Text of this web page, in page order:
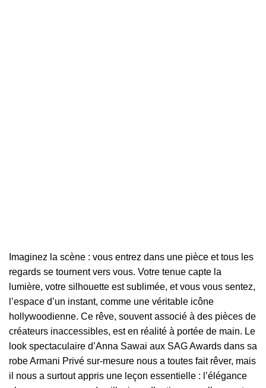
Imaginez la scène : vous entrez dans une pièce et tous les
regards se tournent vers vous. Votre tenue capte la
lumière, votre silhouette est sublimée, et vous vous sentez,
l’espace d’un instant, comme une véritable icône
hollywoodienne. Ce rêve, souvent associé à des pièces de
créateurs inaccessibles, est en réalité à portée de main. Le
look spectaculaire d’Anna Sawai aux SAG Awards dans sa
robe Armani Privé sur-mesure nous a toutes fait rêver, mais
il nous a surtout appris une leçon essentielle : l’élégance